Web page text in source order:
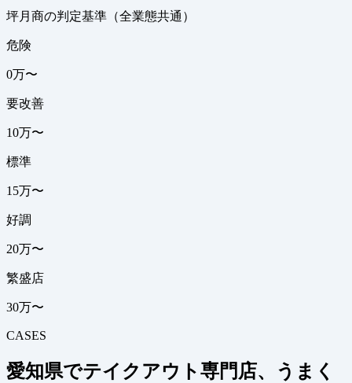
坪月商の判定基準（全業態共通）
危険
0万〜
要改善
10万〜
標準
15万〜
好調
20万〜
繁盛店
30万〜
CASES
愛知県でテイクアウト専門店、うまく